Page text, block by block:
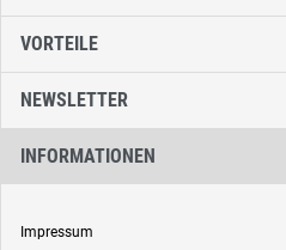
VORTEILE
NEWSLETTER
INFORMATIONEN
Impressum